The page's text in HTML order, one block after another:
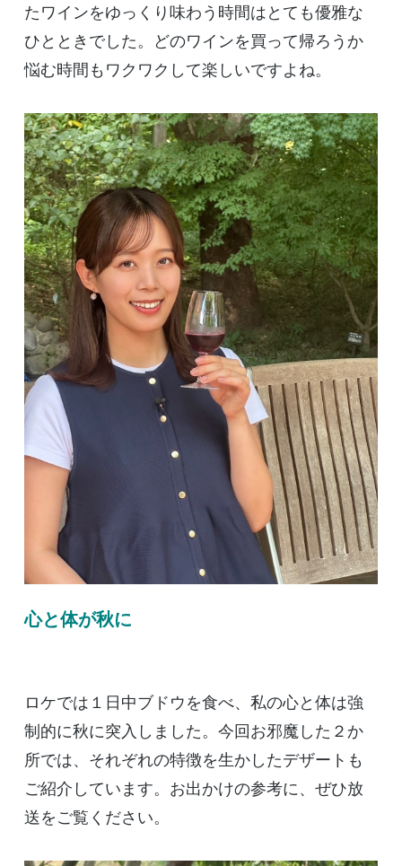
たワインをゆっくり味わう時間はとても優雅な
ひとときでした。どのワインを買って帰ろうか
悩む時間もワクワクして楽しいですよね。
心と体が秋に
ロケでは１日中ブドウを食べ、私の心と体は強
制的に秋に突入しました。今回お邪魔した２か
所では、それぞれの特徴を生かしたデザートも
ご紹介しています。お出かけの参考に、ぜひ放
送をご覧ください。